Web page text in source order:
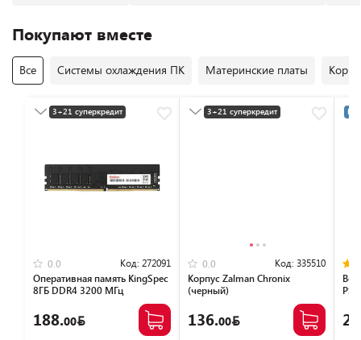
Покупают вместе
Все Системы охлаждения ПК Материнские платы
3+21 суперкредит
0.0 Код: 272091
Оперативная память KingSpec
8ГБ DDR4 3200 МГц
188.00
3+21 суперкредит
0.0 Код: 335510
Корпус Zalman Chronix
(черный)
136.00